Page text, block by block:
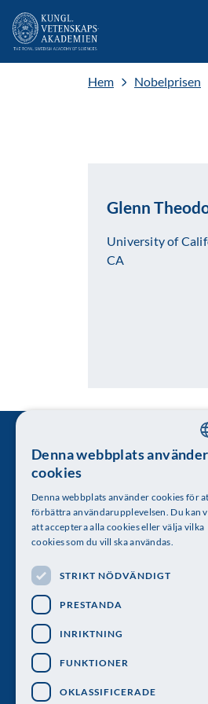
Hem Nobelprisen
Glenn
University of
CA
Kungl. Vetenskapsakademien
Besöksadress: Lilla Frescativägen 4A
Telefon: 08-673 95 00
Denna webbplats använder
cookies
Denna webbplats använder cookies för
förbättra användarupplevelsen. Du kan
att acceptera alla cookies eller välja vilka
cookies som du vill ska användas.
STRIKT NÖDVÄNDIGT
PRESTANDA
INRIKTNING
FUNKTIONER
OKLASSIFICERADE